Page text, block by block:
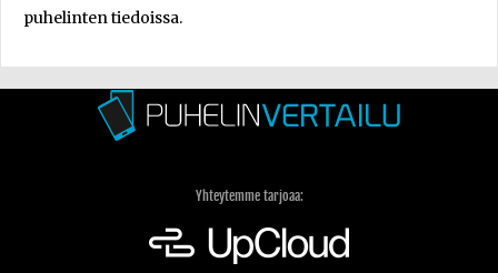
puhelinten tiedoissa.
Yhteytemme tarjoaa: